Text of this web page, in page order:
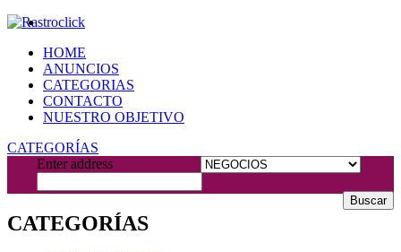
HOME
ANUNCIOS
CATEGORIAS
CONTACTO
NUESTRO OBJETIVO
CATEGORÍAS
Enter address
Buscar
CATEGORÍAS